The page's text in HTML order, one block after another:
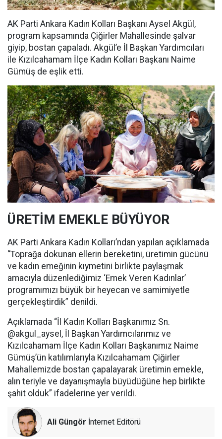
AK Parti Ankara Kadın Kolları Başkanı Aysel Akgül,
program kapsamında Çiğirler Mahallesinde şalvar
giyip, bostan çapaladı. Akgül’e İl Başkan Yardımcıları
ile Kızılcahamam İlçe Kadın Kolları Başkanı Naime
Gümüş de eşlik etti.
ÜRETİM EMEKLE BÜYÜYOR
AK Parti Ankara Kadın Kolları’ndan yapılan açıklamada
“Toprağa dokunan ellerin bereketini, üretimin gücünü
ve kadın emeğinin kıymetini birlikte paylaşmak
amacıyla düzenlediğimiz ‘Emek Veren Kadınlar’
programımızı büyük bir heyecan ve samimiyetle
gerçekleştirdik” denildi.
Açıklamada “İl Kadın Kolları Başkanımız Sn.
@akgul_aysel, İl Başkan Yardımcılarımız ve
Kızılcahamam İlçe Kadın Kolları Başkanımız Naime
Gümüş’ün katılımlarıyla Kızılcahamam Çiğirler
Mahallemizde bostan çapalayarak üretimin emekle,
alın teriyle ve dayanışmayla büyüdüğüne hep birlikte
şahit olduk” ifadelerine yer verildi.
Ali Güngör İnternet Editörü